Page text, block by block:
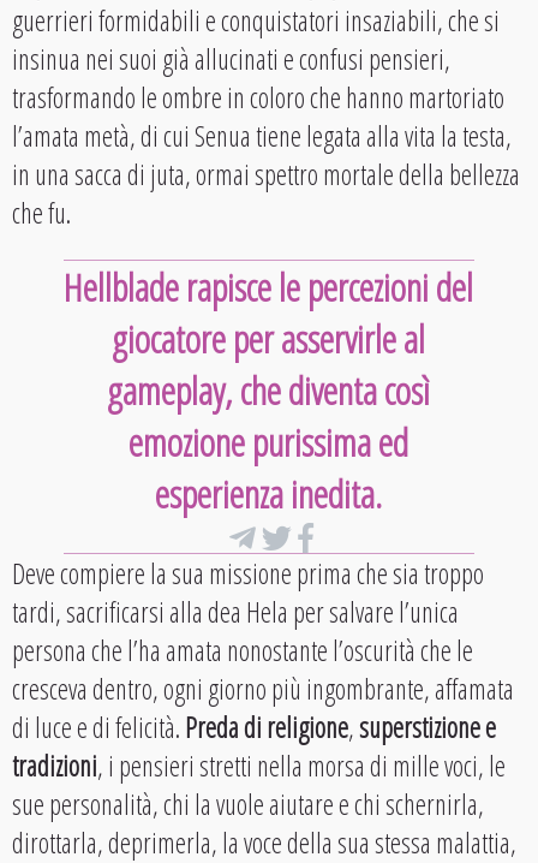
guerrieri formidabili e conquistatori insaziabili, che si
insinua nei suoi già allucinati e confusi pensieri,
trasformando le ombre in coloro che hanno martoriato
l’amata metà, di cui Senua tiene legata alla vita la testa,
in una sacca di juta, ormai spettro mortale della bellezza
che fu.
Hellblade rapisce le percezioni del
giocatore per asservirle al
gameplay, che diventa così
emozione purissima ed
esperienza inedita.
Deve compiere la sua missione prima che sia troppo
tardi, sacrificarsi alla dea Hela per salvare l’unica
persona che l’ha amata nonostante l’oscurità che le
cresceva dentro, ogni giorno più ingombrante, affamata
di luce e di felicità.Preda di religione,superstizione e
tradizioni, i pensieri stretti nella morsa di mille voci, le
sue personalità, chi la vuole aiutare e chi schernirla,
dirottarla, deprimerla, la voce della sua stessa malattia,